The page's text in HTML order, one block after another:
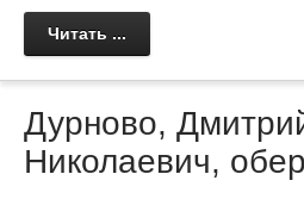
Читать ...
Дурново,
Николаевич,